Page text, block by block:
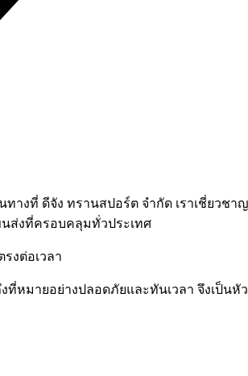
างที่ ดีจัง ทรานสปอร์ต จำกัด เราเชี่ยว
ส่งที่ครอบคลุมทั่วประเทศ
งต่อเวลา
มายอย่างปลอดภัยและทันเวลา จึงเป็นหั